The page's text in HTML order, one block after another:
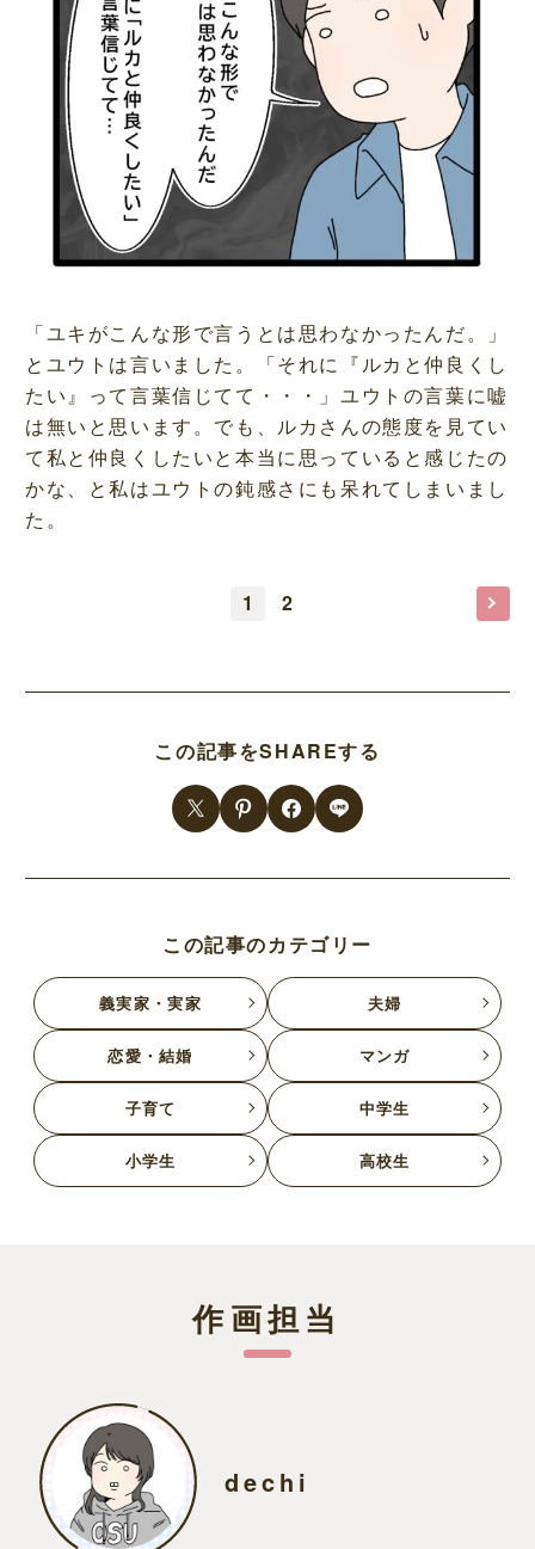
「ユキがこんな形で言うとは思わなかったんだ。」
とユウトは言いました。「それに『ルカと仲良くし
たい』って言葉信じてて・・・」ユウトの言葉に嘘
は無いと思います。でも、ルカさんの態度を見てい
て私と仲良くしたいと本当に思っていると感じたの
かな、と私はユウトの鈍感さにも呆れてしまいまし
た。
1 2
この記事をSHAREする
この記事のカテゴリー
義実家・実家 夫婦
恋愛・結婚 マンガ
子育て 中学生
小学生 高校生
作画担当
dechi